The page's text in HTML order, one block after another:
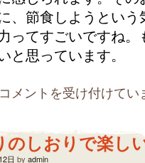
、節食しようとい
てすごいですね。
思っています。
食
の
セ
コメントを受け付けてい
のしおりで楽し
日 by admin